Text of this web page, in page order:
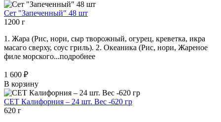
Сет "Запеченный" 48 шт
1200 г
1. Жара (Рис, нори, сыр творожный, огурец, креветка, икра
масаго сверху, соус гриль). 2. Океаника (Рис, нори, Жареное
филе морского...подробнее
1 600 ₽
В корзину
СЕТ Калифорния – 24 шт. Вес -620 гр
620 г